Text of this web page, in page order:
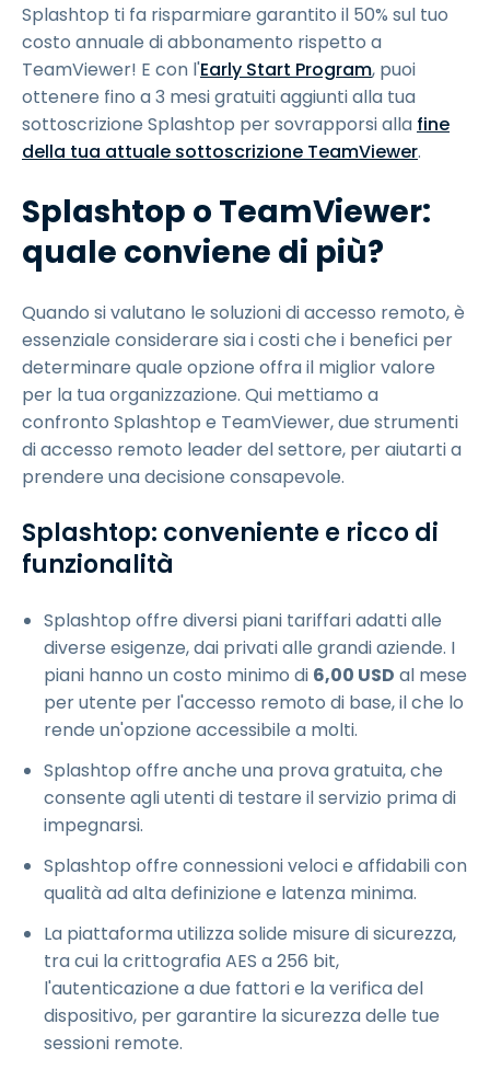
Splashtop ti fa risparmiare garantito il 50% sul tuo
costo annuale di abbonamento rispetto a
TeamViewer! E con l'Early Start Program, puoi
ottenere fino a 3 mesi gratuiti aggiunti alla tua
sottoscrizione Splashtop per sovrapporsi alla fine
della tua attuale sottoscrizione TeamViewer.
Splashtop o TeamViewer:
quale conviene di più?
Quando si valutano le soluzioni di accesso remoto, è
essenziale considerare sia i costi che i benefici per
determinare quale opzione offra il miglior valore
per la tua organizzazione. Qui mettiamo a
confronto Splashtop e TeamViewer, due strumenti
di accesso remoto leader del settore, per aiutarti a
prendere una decisione consapevole.
Splashtop: conveniente e ricco di
funzionalità
Splashtop offre diversi piani tariffari adatti alle
diverse esigenze, dai privati alle grandi aziende. I
piani hanno un costo minimo di 6,00 USD al mese
per utente per l'accesso remoto di base, il che lo
rende un'opzione accessibile a molti.
Splashtop offre anche una prova gratuita, che
consente agli utenti di testare il servizio prima di
impegnarsi.
Splashtop offre connessioni veloci e affidabili con
qualità ad alta definizione e latenza minima.
La piattaforma utilizza solide misure di sicurezza,
tra cui la crittografia AES a 256 bit,
l'autenticazione a due fattori e la verifica del
dispositivo, per garantire la sicurezza delle tue
sessioni remote.